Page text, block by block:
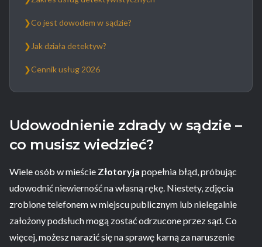
❯Co jest dowodem w sądzie?
❯ Jak działa detektyw?
❯Cennik usług 2026
Udowodnienie zdrady w sądzie –
co musisz wiedzieć?
Wiele osób w mieście Złotoryja popełnia błąd, próbując
udowodnić niewierność na własną rękę. Niestety, zdjęcia
zrobione telefonem w miejscu publicznym lub nielegalnie
założony podsłuch mogą zostać odrzucone przez sąd. Co
więcej, możesz narazić się na sprawę karną za naruszenie